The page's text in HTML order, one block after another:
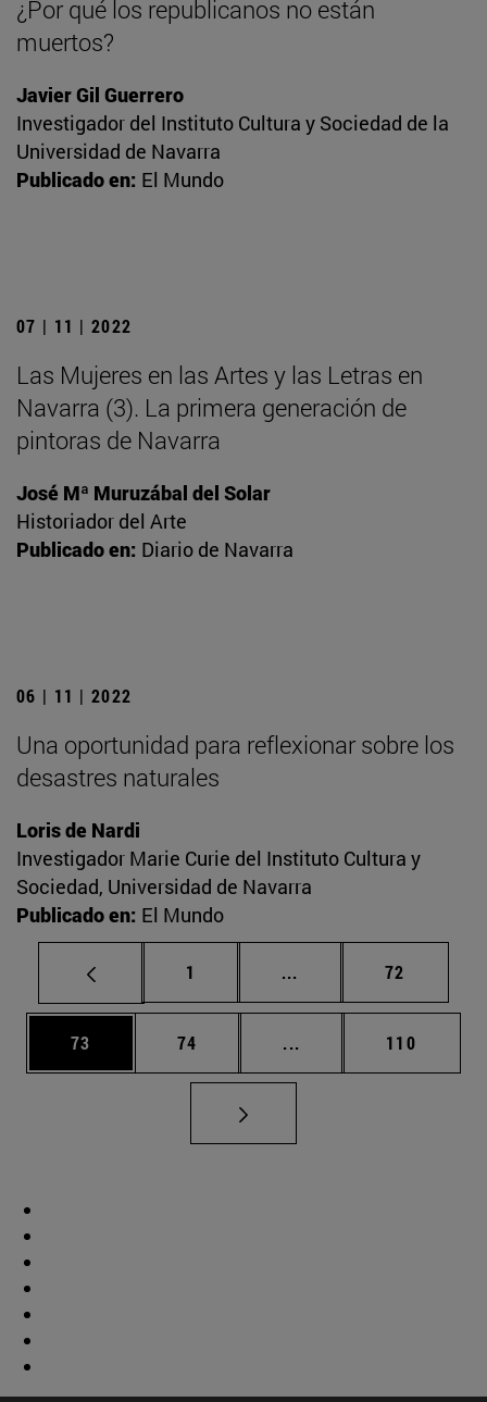
¿Por qué los republicanos no están
muertos?
Javier Gil Guerrero
Investigador del Instituto Cultura y Sociedad de la
Universidad de Navarra
Publicado en: El Mundo
07 | 11 | 2022
Las Mujeres en las Artes y las Letras en
Navarra (3). La primera generación de
pintoras de Navarra
José Mª Muruzábal del Solar
Historiador del Arte
Publicado en: Diario de Navarra
06 | 11 | 2022
Una oportunidad para reflexionar sobre los
desastres naturales
Loris de Nardi
Investigador Marie Curie del Instituto Cultura y
Sociedad, Universidad de Navarra
Publicado en: El Mundo
Página
1 ... Páginas intermedias
Página
72
Página
73 Página
74 ... Páginas intermedias
Página
110